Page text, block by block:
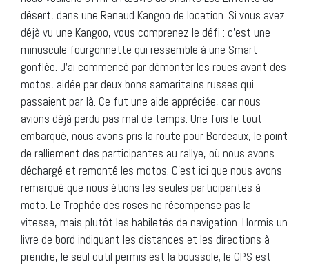
désert, dans une Renaud Kangoo de location. Si vous avez
déjà vu une Kangoo, vous comprenez le défi : c’est une
minuscule fourgonnette qui ressemble à une Smart
gonflée. J’ai commencé par démonter les roues avant des
motos, aidée par deux bons samaritains russes qui
passaient par là. Ce fut une aide appréciée, car nous
avions déjà perdu pas mal de temps. Une fois le tout
embarqué, nous avons pris la route pour Bordeaux, le point
de ralliement des participantes au rallye, où nous avons
déchargé et remonté les motos. C’est ici que nous avons
remarqué que nous étions les seules participantes à
moto. Le Trophée des roses ne récompense pas la
vitesse, mais plutôt les habiletés de navigation. Hormis un
livre de bord indiquant les distances et les directions à
prendre, le seul outil permis est la boussole; le GPS est